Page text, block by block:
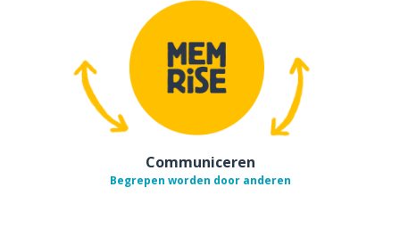
Communiceren
Begrepen worden door anderen